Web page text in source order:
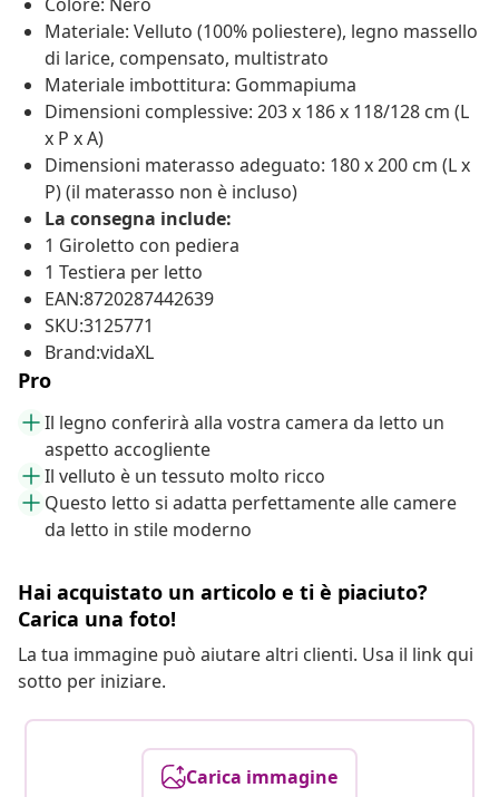
Materiale: Velluto (100% poliestere), legno massello
di larice, compensato, multistrato
Materiale imbottitura: Gommapiuma
Dimensioni complessive: 203 x 186 x 118/128 cm (L
x P x A)
Dimensioni materasso adeguato: 180 x 200 cm (L x
P) (il materasso non è incluso)
La consegna include:
1 Giroletto con pediera
1 Testiera per letto
EAN:8720287442639
SKU:3125771
Brand:vidaXL
Pro
Il legno conferirà alla vostra camera da letto un
aspetto accogliente
Il velluto è un tessuto molto ricco
Questo letto si adatta perfettamente alle camere
da letto in stile moderno
Hai acquistato un articolo e ti è piaciuto?
Carica una foto!
La tua immagine può aiutare altri clienti. Usa il link qui
sotto per iniziare.
Carica immagine